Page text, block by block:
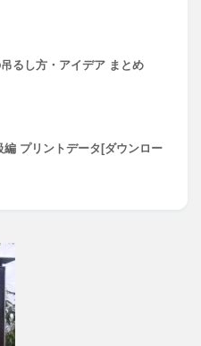
るし方・アイデア まとめ
編 プリントデータ[ダウンロー